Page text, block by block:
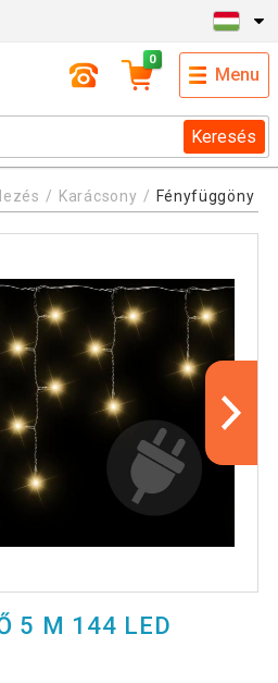
Keresés
0
Menu
Karácsony Fényfüggöny
5 M 144 LED